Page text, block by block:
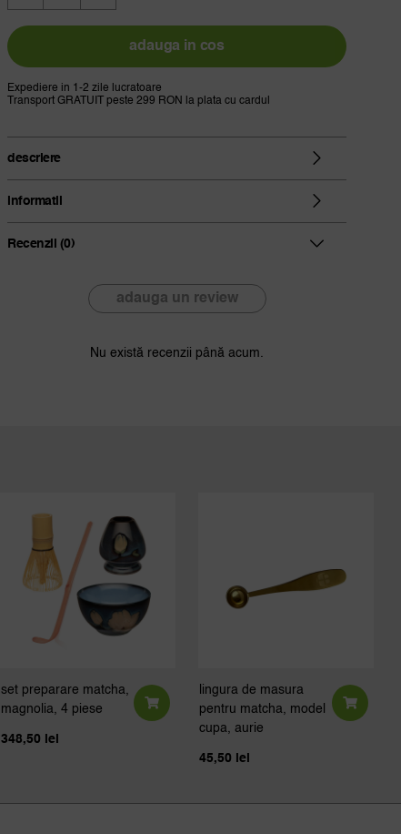
cana
infuzor
si
350ml
adauga in cos
Expediere in 1-2 zile lucratoare
Transport GRATUIT peste 299 RON la plata cu cardul
descriere
informatii
Recenzii (0)
adauga un review
Nu există recenzii până acum.
set preparare matcha,
magnolia, 4 piese
348,50 lei
lingura de masura
pentru matcha, model
cupa, aurie
45,50 lei